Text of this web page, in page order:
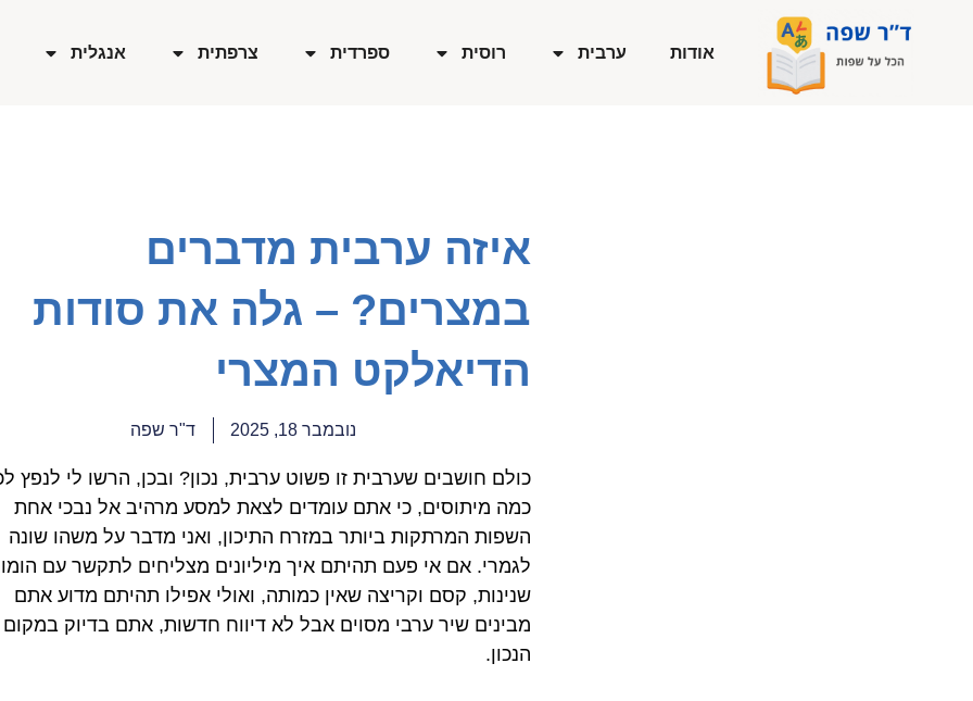
אודות ערבית רוסית ספרדית צרפתית אנגלית
איזה ערבית מדברים
במצרים? – גלה את סודות
הדיאלקט המצרי
נובמבר 18, 2025 ד"ר שפה
כולם חושבים שערבית זו פשוט ערבית, נכון? ובכן, הרשו לי לנפץ
כמה מיתוסים, כי אתם עומדים לצאת למסע מרהיב אל נבכי אחת
השפות המרתקות ביותר במזרח התיכון, ואני מדבר על משהו שונה
לגמרי. אם אי פעם תהיתם איך מיליונים מצליחים לתקשר עם
שנינות, קסם וקריצה שאין כמותה, ואולי אפילו תהיתם מדוע אתם
מבינים שיר ערבי מסוים אבל לא דיווח חדשות, אתם בדיוק במקום
הנכון.